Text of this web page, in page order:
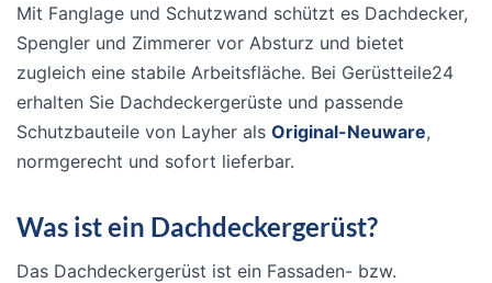
Mit Fanglage und Schutzwand schützt es Dachdecker,
Spengler und Zimmerer vor Absturz und bietet
zugleich eine stabile Arbeitsfläche. Bei Gerüstteile24
erhalten Sie Dachdeckergerüste und passende
Schutzbauteile von Layher als Original-Neuware,
normgerecht und sofort lieferbar.
Was ist ein Dachdeckergerüst?
Das Dachdeckergerüst ist ein Fassaden- bzw.